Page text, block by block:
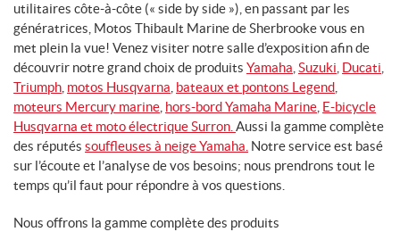
PRODUITS
NAUTIQUES
REMORQUES
PRODUITS
MÉCANIQUES
utilitaires côte-à-côte (« side by side »), en passant par les
génératrices, Motos Thibault Marine de Sherbrooke vous en
met plein la vue! Venez visiter notre salle d’exposition afin de
découvrir notre grand choix de produits Yamaha Suzuki Ducati
Triumph motos Husqvarna bateaux et pontons Legend
moteurs Mercury marine hors-bord Yamaha Marine E-bicycle
Husqvarna et moto électrique Surron. Aussi la gamme complète
des réputés souffleuses à neige Yamaha. Notre service est basé
sur l’écoute et l’analyse de vos besoins; nous prendrons tout le
temps qu’il faut pour répondre à vos questions.
Nous offrons la gamme complète des produits